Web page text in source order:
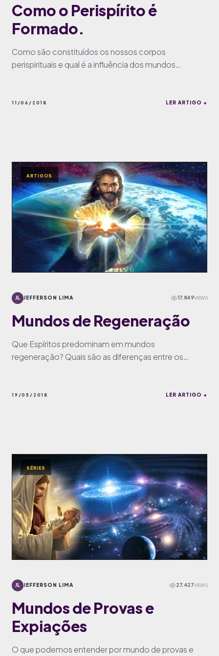
Como o Perispírito é
Formado.
Como são constituídos os nossos corpos
perispirituais e qual é a influência dos mundos
11/06/2018 LER ARTIGO +
ARTIGOS
JL JEFFERSON LIMA 17.849VIEWS
Mundos de Regeneração
Que Espíritos predominam em mundos
regeneração? Quais são as diferenças entre os
19/05/2018 LER ARTIGO +
SÉRIES
JL JEFFERSON LIMA 27.427VIEWS
Mundos de Provas e
Expiações
O que podemos entender por mundo de provas e